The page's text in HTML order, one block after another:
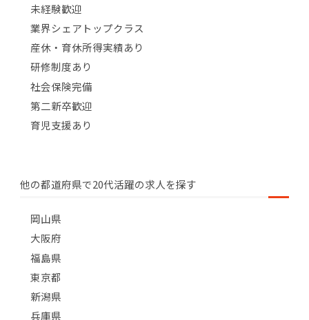
未経験歓迎
業界シェアトップクラス
産休・育休所得実績あり
研修制度あり
社会保険完備
第二新卒歓迎
育児支援あり
他の都道府県で20代活躍の求人を探す
岡山県
大阪府
福島県
東京都
新潟県
兵庫県